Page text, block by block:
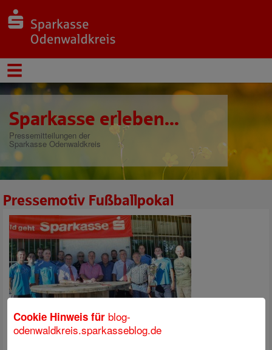
Sparkasse erleben...
Pressemitteilungen der
Sparkasse Odenwaldkreis
Pressemotiv Fußballpokal
Cookie Hinweis für blog-
odenwaldkreis.sparkasseblog.de